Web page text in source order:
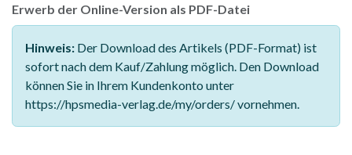
Erwerb der Online-Version als PDF-Datei
Hinweis: Der Download des Artikels (PDF-Format) ist
sofort nach dem Kauf/Zahlung möglich. Den Download
können Sie in Ihrem Kundenkonto unter
https://hpsmedia-verlag.de/my/orders/ vornehmen.